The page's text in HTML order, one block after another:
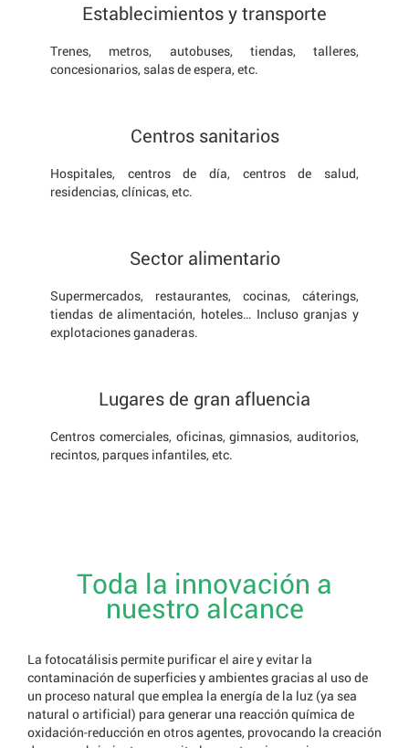
Establecimientos y transporte
Trenes, metros, autobuses, tiendas, talleres,
concesionarios, salas de espera, etc.
Centros sanitarios
Hospitales, centros de día, centros de salud,
residencias, clínicas, etc.
Sector alimentario
Supermercados, restaurantes, cocinas, cáterings,
tiendas de alimentación, hoteles… Incluso granjas y
explotaciones ganaderas.
Lugares de gran afluencia
Centros comerciales, oficinas, gimnasios, auditorios,
recintos, parques infantiles, etc.
Toda la innovación a
nuestro alcance
La fotocatálisis permite purificar el aire y evitar la
contaminación de superficies y ambientes gracias al uso de
un proceso natural que emplea la energía de la luz (ya sea
natural o artificial) para generar una reacción química de
oxidación-reducción en otros agentes, provocando la creación